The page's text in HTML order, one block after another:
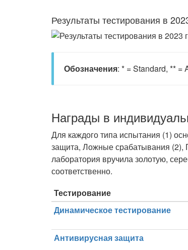
Результаты тестирования в
Обозначения: * = Standard, ** =
Награды в
Для каждого типа испытания (1)
защита, Ложные срабатывания (2),
лаборатория вручила золотую,
соответственно.
Тестирование
Динамическое тестирование
Антивирусная защита